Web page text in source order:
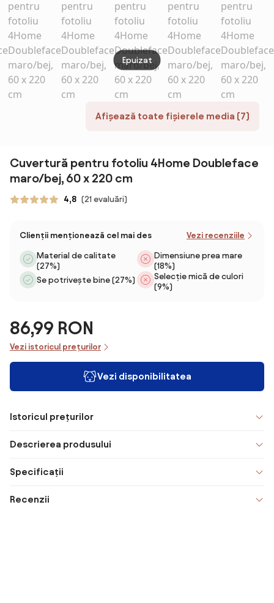
Afișează toate fișierele media (7)
Epuizat
Cuvertură pentru fotoliu 4Home Doubleface
maro/bej, 60 x 220 cm
4,8 (21 evaluări)
Clienții menționează cel mai des Vezi recenziile
Material de calitate
(27%)
Se potrivește bine (27%)
Dimensiune prea mare
(18%)
Selecție mică de culori
(9%)
86,99 RON
Vezi istoricul prețurilor
Vezi disponibilitatea
Istoricul prețurilor
Descrierea produsului
Specificații
Recenzii